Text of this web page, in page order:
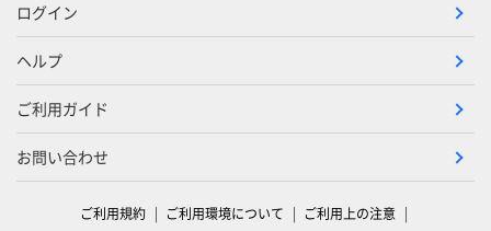
ログイン
ヘルプ
ご利用ガイド
お問い合わせ
ご利用規約 ご利用環境について
ご利用上の注意